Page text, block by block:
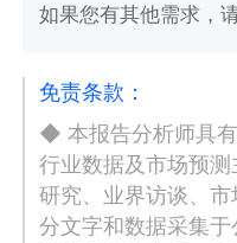
如果您有其他需求，
免责条款：
◆ 本报告分析师具
行业数据及市场预
研究、业界访谈、
分文字和数据采集